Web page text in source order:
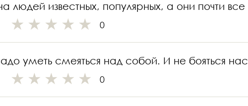
людей известных, популярных, а они почти
0
уметь смеяться над собой. И не бояться
0